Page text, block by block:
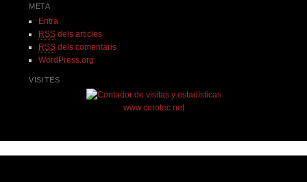
META
Entra
RSSdels articles
RSSdels comentaris
WordPress.org
VISITES
www.cerotec.net